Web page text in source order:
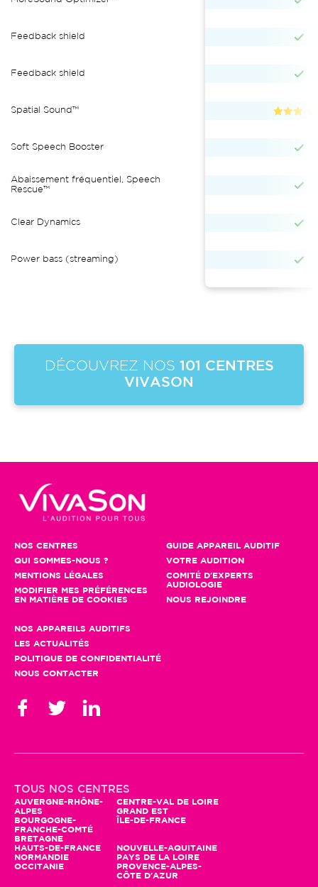
poursuivant votre navigation, seuls
cookies à des fins statistiques
utilisés. Vous pouvez profiter
fonctionnalités et nous aider à améliorer le site en
sur "Accepter"
modifier vos préférences par la suite, cliquez sur le lien
de cookies' situé dans le pied de page.
Feedback shield
Feedback shield
Spatial Sound™
Soft Speech Booster
Abaissement fréquentiel, Speech
Rescue™
Clear Dynamics
Power bass (streaming)
DÉCOUVREZ NOS 101 CENTRES
VIVASON
NOS CENTRES
QUI SOMMES-NOUS ?
MENTIONS LÉGALES
MODIFIER MES PRÉFÉRENCES
EN MATIÈRE DE COOKIES
GUIDE APPAREIL AUDITIF
VOTRE AUDITION
COMITÉ D'EXPERTS
AUDIOLOGIE
NOUS REJOINDRE
NOS APPAREILS AUDITIFS
LES ACTUALITÉS
POLITIQUE DE CONFIDENTIALITÉ
NOUS CONTACTER
TOUS NOS CENTRES
AUVERGNE-RHÔNE-
ALPES
BOURGOGNE-
FRANCHE-COMTÉ
BRETAGNE
CENTRE-VAL DE LOIRE
GRAND EST
ÎLE-DE-FRANCE
HAUTS-DE-FRANCE
NORMANDIE
OCCITANIE
NOUVELLE-AQUITAINE
PAYS DE LA LOIRE
PROVENCE-ALPES-
CÔTE D'AZUR